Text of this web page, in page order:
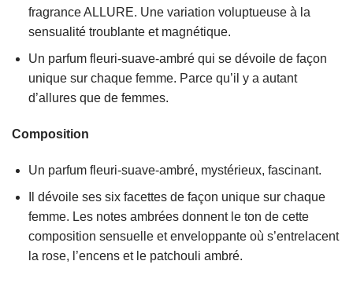
fragrance ALLURE. Une variation voluptueuse à la
sensualité troublante et magnétique.
Un parfum fleuri-suave-ambré qui se dévoile de façon
unique sur chaque femme. Parce qu’il y a autant
d’allures que de femmes.
Composition
Un parfum fleuri-suave-ambré, mystérieux, fascinant.
Il dévoile ses six facettes de façon unique sur chaque
femme. Les notes ambrées donnent le ton de cette
composition sensuelle et enveloppante où s’entrelacent
la rose, l’encens et le patchouli ambré.